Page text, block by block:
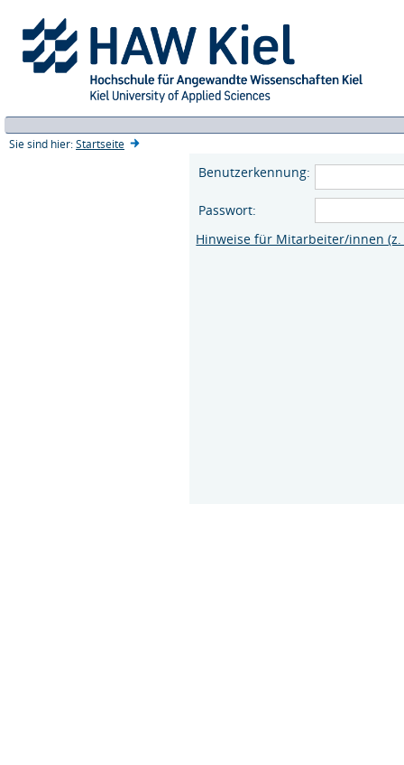
Sie sind hier: Startseite
Benutzerkennung:
Passwort:
Hinweise für Mitarbeiter/innen